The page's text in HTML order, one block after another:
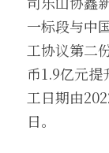
一标段与中
工协议第二
币1.9亿元
工日期由
日。